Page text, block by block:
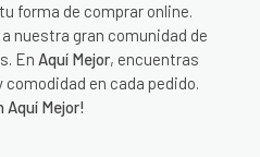
forma de comprar online.
nuestra gran comunidad de
En Aquí Mejor, encuentras
en cada pedido.
Aquí Mejor!